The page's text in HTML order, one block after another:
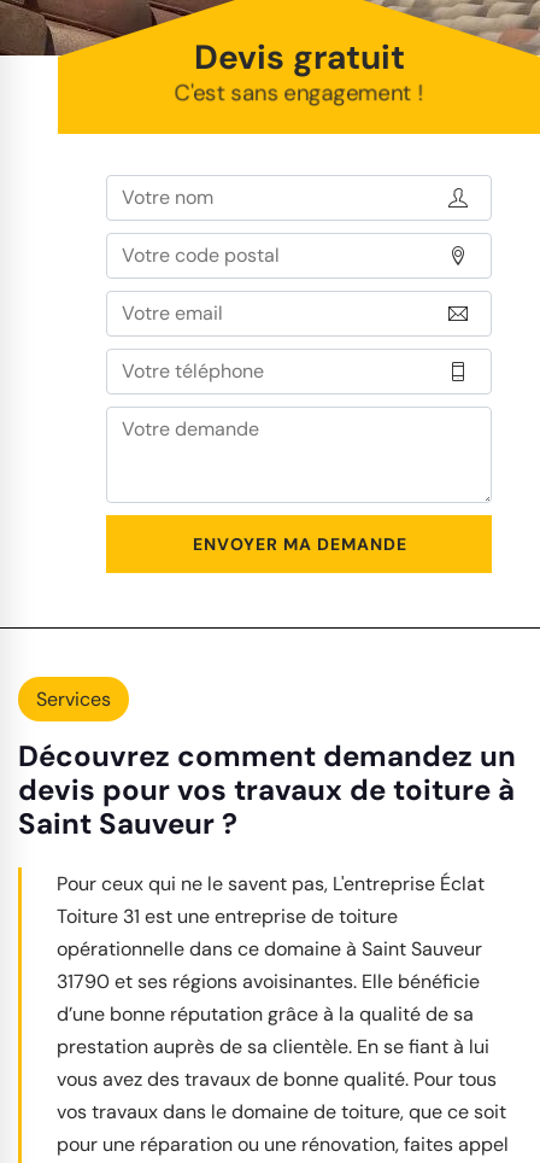
Devis gratuit
C'est sans engagement !
Services
Découvrez comment demandez un
devis pour vos travaux de toiture à
Saint Sauveur ?
Pour ceux qui ne le savent pas, L'entreprise Éclat
Toiture 31 est une entreprise de toiture
opérationnelle dans ce domaine à Saint Sauveur
31790 et ses régions avoisinantes. Elle bénéficie
d’une bonne réputation grâce à la qualité de sa
prestation auprès de sa clientèle. En se fiant à lui
vous avez des travaux de bonne qualité. Pour tous
vos travaux dans le domaine de toiture, que ce soit
pour une réparation ou une rénovation, faites appel